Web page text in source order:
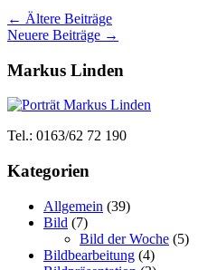
← Ältere Beiträge
Neuere Beiträge →
Markus Linden
Tel.: 0163/62 72 190
Kategorien
Allgemein (39)
Bild (7)
Bild der Woche (5)
Bildbearbeitung (4)